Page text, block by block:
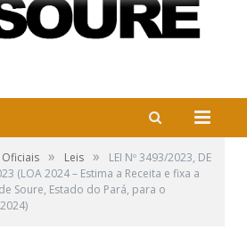
» Leis »
LEI Nº 3493/2023, DE
(LOA 2024 – Estima a Receita e fixa a
Soure, Estado do Pará, para o